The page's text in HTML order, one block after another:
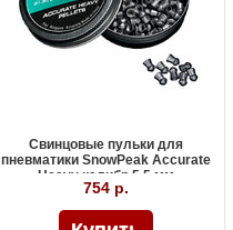
Свинцовые пульки для
пневматики SnowPeak Accurate
Heavy калибр 5.5 мм
754 р.